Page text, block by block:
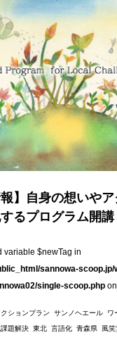
報】自身の想いや
るプログラム開
variable $newTag in
sannowa-scoop.jp/
single-scoop.phpon
クションプラン サンノヘエール ワ
題解決 東北 言語化 青森県 風笑